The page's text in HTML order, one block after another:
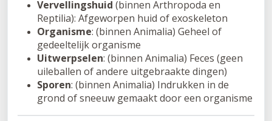
Vervellingshuid (binnen Arthropoda en
Reptilia): Afgeworpen huid of exoskeleton
Organisme: (binnen Animalia) Geheel of
gedeeltelijk organisme
Uitwerpselen: (binnen Animalia) Feces (geen
uileballen of andere uitgebraakte dingen)
Sporen: (binnen Animalia) Indrukken in de
grond of sneeuw gemaakt door een organisme